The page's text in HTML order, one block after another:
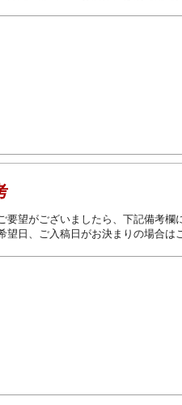
要望がございましたら、下記備考
望日、ご入稿日がお決まりの場合